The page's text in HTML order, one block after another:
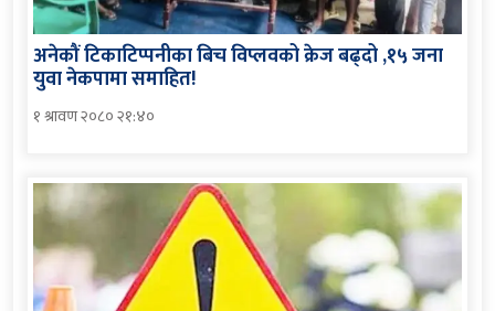
अनेकौं टिकाटिप्पनीका बिच विप्लवको क्रेज बढ्दो ,१५ जना
युवा नेकपामा समाहित!
१ श्रावण २०८० २१:४०